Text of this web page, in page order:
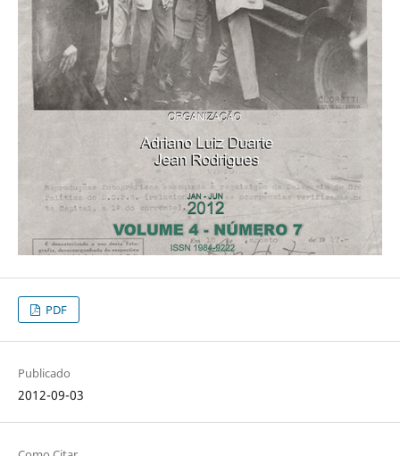
PDF
Publicado
2012-09-03